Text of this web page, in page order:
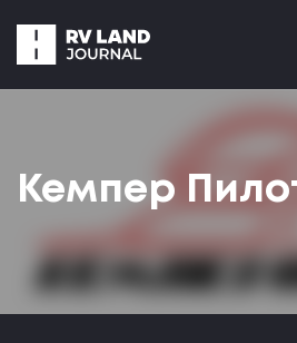
Кемпер